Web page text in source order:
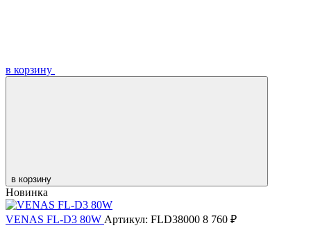
в корзину
в корзину
Новинка
VENAS FL-D3 80W Артикул: FLD38000 8 760 ₽